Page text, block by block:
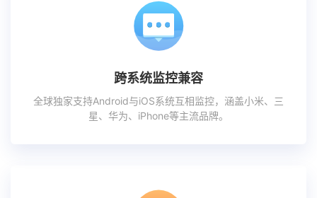
跨系统监控兼容
全球独家支持Android与iOS系统互相监控，涵盖小米、三
星、华为、iPhone等主流品牌。